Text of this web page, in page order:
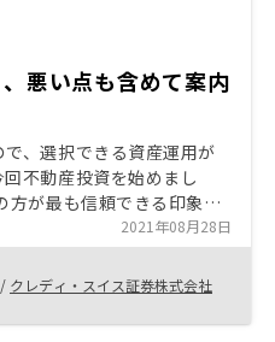
悪い点も含めて案内
、選択できる資産運用が
不動産投資を始めまし
方が最も信頼できる印象
た。特に、良い点ばかりで
いただける点が非常に良
ご担当の方の部下の若い方
のか、残念ながら少し頼
約書や物件情報等、全てク
2021年08月28日
/ クレディ・スイス証券株式会社